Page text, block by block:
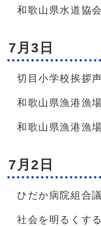
和歌山県水道協
7月3日
切目小学校挨拶
和歌山県漁港漁
和歌山県漁港漁
7月2日
ひだか病院組合
社会を明るくす